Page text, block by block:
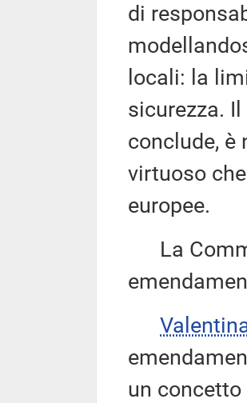
di
locali: la
sicurezza.
conclude, è
virtuoso
europee.
La
un